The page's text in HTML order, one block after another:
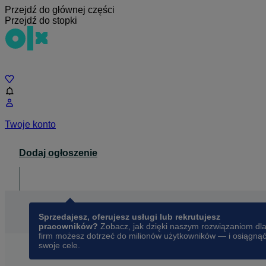
Przejdź do głównej części
Przejdź do stopki
Twoje konto
Dodaj ogłoszenie
Sprzedajesz, oferujesz usługi lub rekrutujesz
pracowników? Zobacz, jak dzięki naszym rozwiązaniom dla
firm możesz dotrzeć do milionów użytkowników — i osiągnąć
swoje cele.